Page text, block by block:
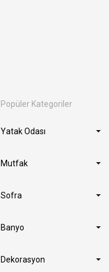
Popüler Kategoriler
Yatak Odası
Mutfak
Sofra
Banyo
Dekorasyon